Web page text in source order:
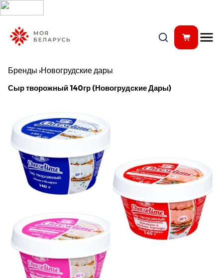
Бренды ›Новогрудские дары
Сыр творожный 140гр (Новогрудские Дары)